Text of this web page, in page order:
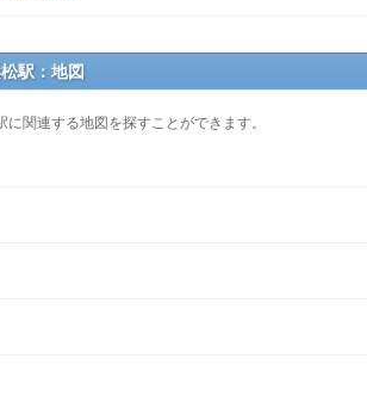
駅：地図
関連する地図を探すことができます。